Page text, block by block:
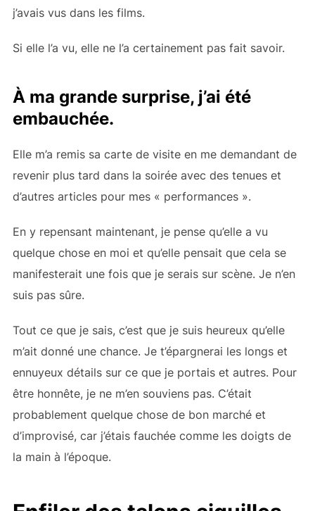
j’avais vus dans les films.
Si elle l’a vu, elle ne l’a certainement pas fait savoir.
À ma grande surprise, j’ai été
embauchée.
Elle m’a remis sa carte de visite en me demandant de
revenir plus tard dans la soirée avec des tenues et
d’autres articles pour mes « performances ».
En y repensant maintenant, je pense qu’elle a vu
quelque chose en moi et qu’elle pensait que cela se
manifesterait une fois que je serais sur scène. Je n’en
suis pas sûre.
Tout ce que je sais, c’est que je suis heureux qu’elle
m’ait donné une chance. Je t’épargnerai les longs et
ennuyeux détails sur ce que je portais et autres. Pour
être honnête, je ne m’en souviens pas. C’était
probablement quelque chose de bon marché et
d’improvisé, car j’étais fauchée comme les doigts de
la main à l’époque.